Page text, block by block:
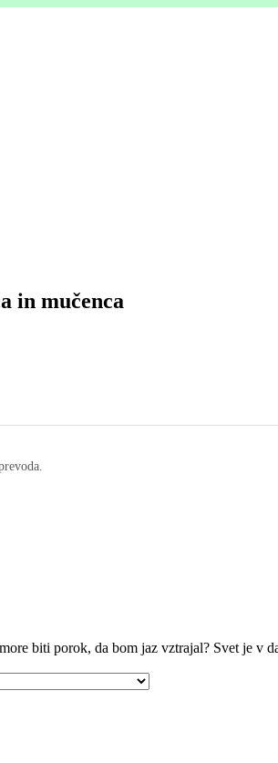
in mučenca
biti porok, da bom jaz vztrajal? Svet je